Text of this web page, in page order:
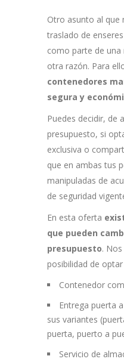
Otro asunto al que
traslado de
como parte de
otra razón. Para
contenedores
segura y
Puedes decidir, de
presupuesto, si
exclusiva o
que en ambas tus
manipuladas de
de seguridad
En esta oferta
que pueden
presupuesto.
posibilidad de
Contenedor
Entrega puerta
sus variantes
puerta, puerto a
Servicio de